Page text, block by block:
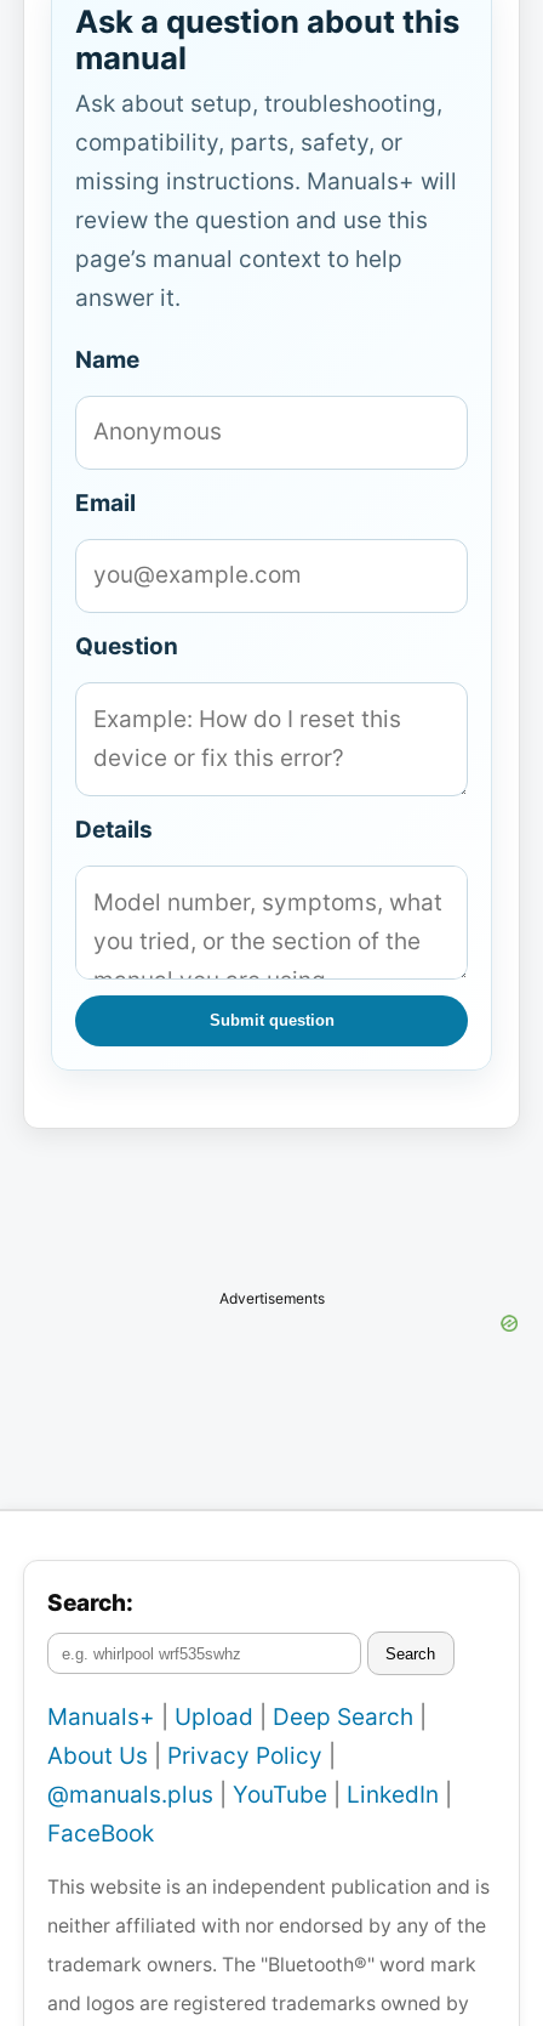
Ask a question about this
manual
Ask about setup, troubleshooting,
compatibility, parts, safety, or
missing instructions. Manuals+ will
review the question and use this
page’s manual context to help
answer it.
Name
Email
Question
Details
Submit question
Advertisements
Search:
Search
Manuals+ Upload Deep Search
About Us
Privacy Policy
@manuals.plus
YouTube LinkedIn
FaceBook
This website is an independent publication and is
neither affiliated with nor endorsed by any of the
trademark owners. The "Bluetooth®" word mark
and logos are registered trademarks owned by